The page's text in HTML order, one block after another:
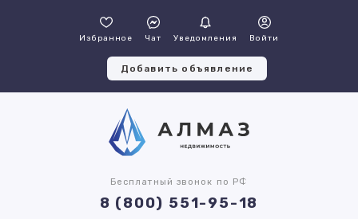
Избранное Чат Уведомления Войти
Добавить объявление
Бесплатный звонок по РФ
8 (800) 551-95-18